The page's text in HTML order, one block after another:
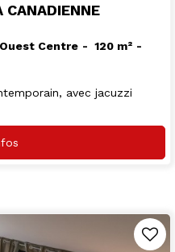
Ouest Centre 120 m²
avec jacuzzi